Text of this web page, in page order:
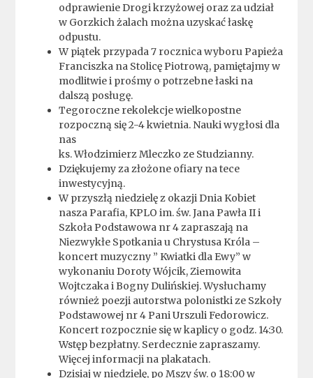
odprawienie Drogi krzyżowej oraz za udział
w Gorzkich żalach można uzyskać łaskę
odpustu.
W piątek przypada 7 rocznica wyboru Papieża
Franciszka na Stolicę Piotrową, pamiętajmy w
modlitwie i prośmy o potrzebne łaski na
dalszą posługę.
Tegoroczne rekolekcje wielkopostne
rozpoczną się 2-4 kwietnia. Nauki wygłosi dla
nas
ks. Włodzimierz Mleczko ze Studzianny.
Dziękujemy za złożone ofiary na tece
inwestycyjną.
W przyszłą niedzielę z okazji Dnia Kobiet
nasza Parafia, KPLO im. św. Jana Pawła II i
Szkoła Podstawowa nr 4 zapraszają na
Niezwykłe Spotkania u Chrystusa Króla –
koncert muzyczny ” Kwiatki dla Ewy” w
wykonaniu Doroty Wójcik, Ziemowita
Wojtczaka i Bogny Dulińskiej. Wysłuchamy
również poezji autorstwa polonistki ze Szkoły
Podstawowej nr 4 Pani Urszuli Fedorowicz.
Koncert rozpocznie się w kaplicy o godz. 14:30.
Wstęp bezpłatny. Serdecznie zapraszamy.
Więcej informacji na plakatach.
Dzisiaj w niedzielę, po Mszy św. o 18:00 w